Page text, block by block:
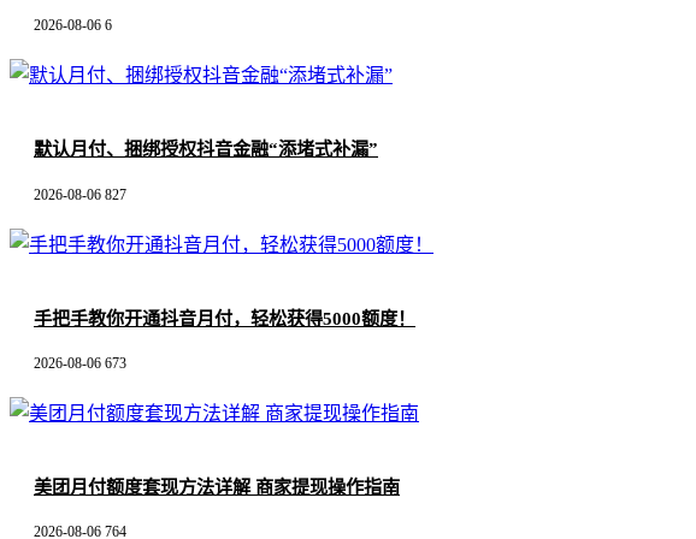
2026-08-06 6
默认月付、捆绑授权抖音金融“添堵式补漏”
2026-08-06 827
手把手教你开通抖音月付，轻松获得5000额度！
2026-08-06 673
美团月付额度套现方法详解 商家提现操作指南
2026-08-06 764